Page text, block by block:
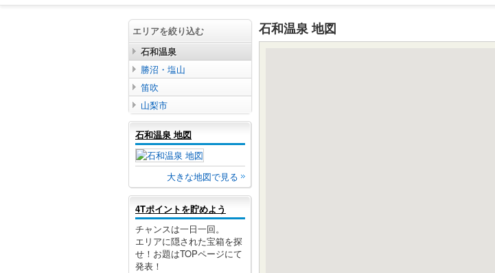
石和温泉 地図
エリアを絞り込む
石和温泉
勝沼・塩山
笛吹
山梨市
石和温泉 地図
大きな地図で見る
4Tポイントを貯めよう
チャンスは一日一回。
エリアに隠された宝箱を探
せ！お題はTOPページにて
発表！